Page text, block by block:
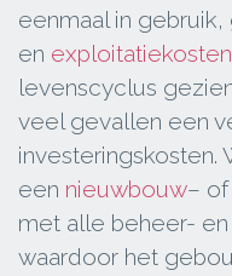
eenmaal in
en exploitatiekosten
levenscyclus
veel gevallen een
investeringskosten.
een nieuwbouw– of
met alle beheer-
waardoor het